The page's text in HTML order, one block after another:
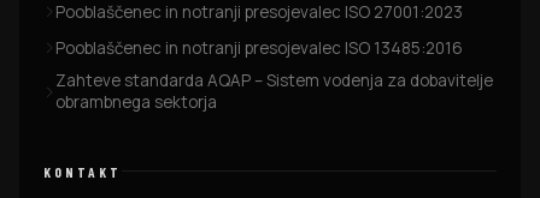
Pooblaščenec in notranji presojevalec ISO 27001:2023
Pooblaščenec in notranji presojevalec ISO 13485:2016
Zahteve standarda AQAP – Sistem vodenja za dobavitelje
obrambnega sektorja
KONTAKT